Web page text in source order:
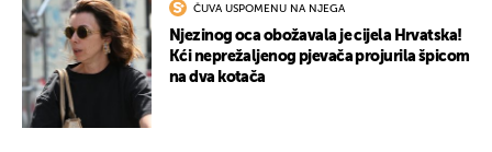
ČUVA USPOMENU NA NJEGA
Njezinog oca obožavala je cijela Hrvatska!
Kći neprežaljenog pjevača projurila špicom
na dva kotača